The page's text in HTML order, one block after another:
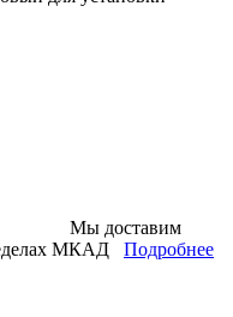
Мы доставим
МКАД Подробнее